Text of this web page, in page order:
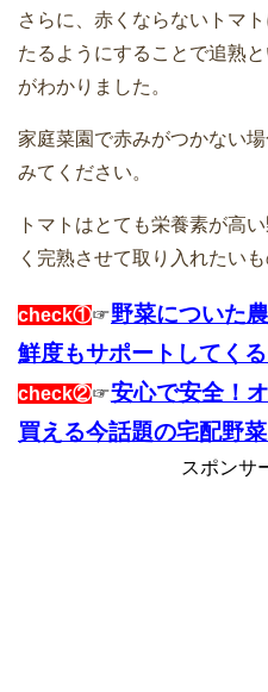
さらに、赤くならないトマ
たるようにすることで追熟
がわかりました。
家庭菜園で赤みがつかない
みてください。
トマトはとても栄養素が高
く完熟させて取り入れたいも
check①☞野菜についた
鮮度もサポートしてく
check②☞安心で安全！
買える今話題の宅配野
スポンサ